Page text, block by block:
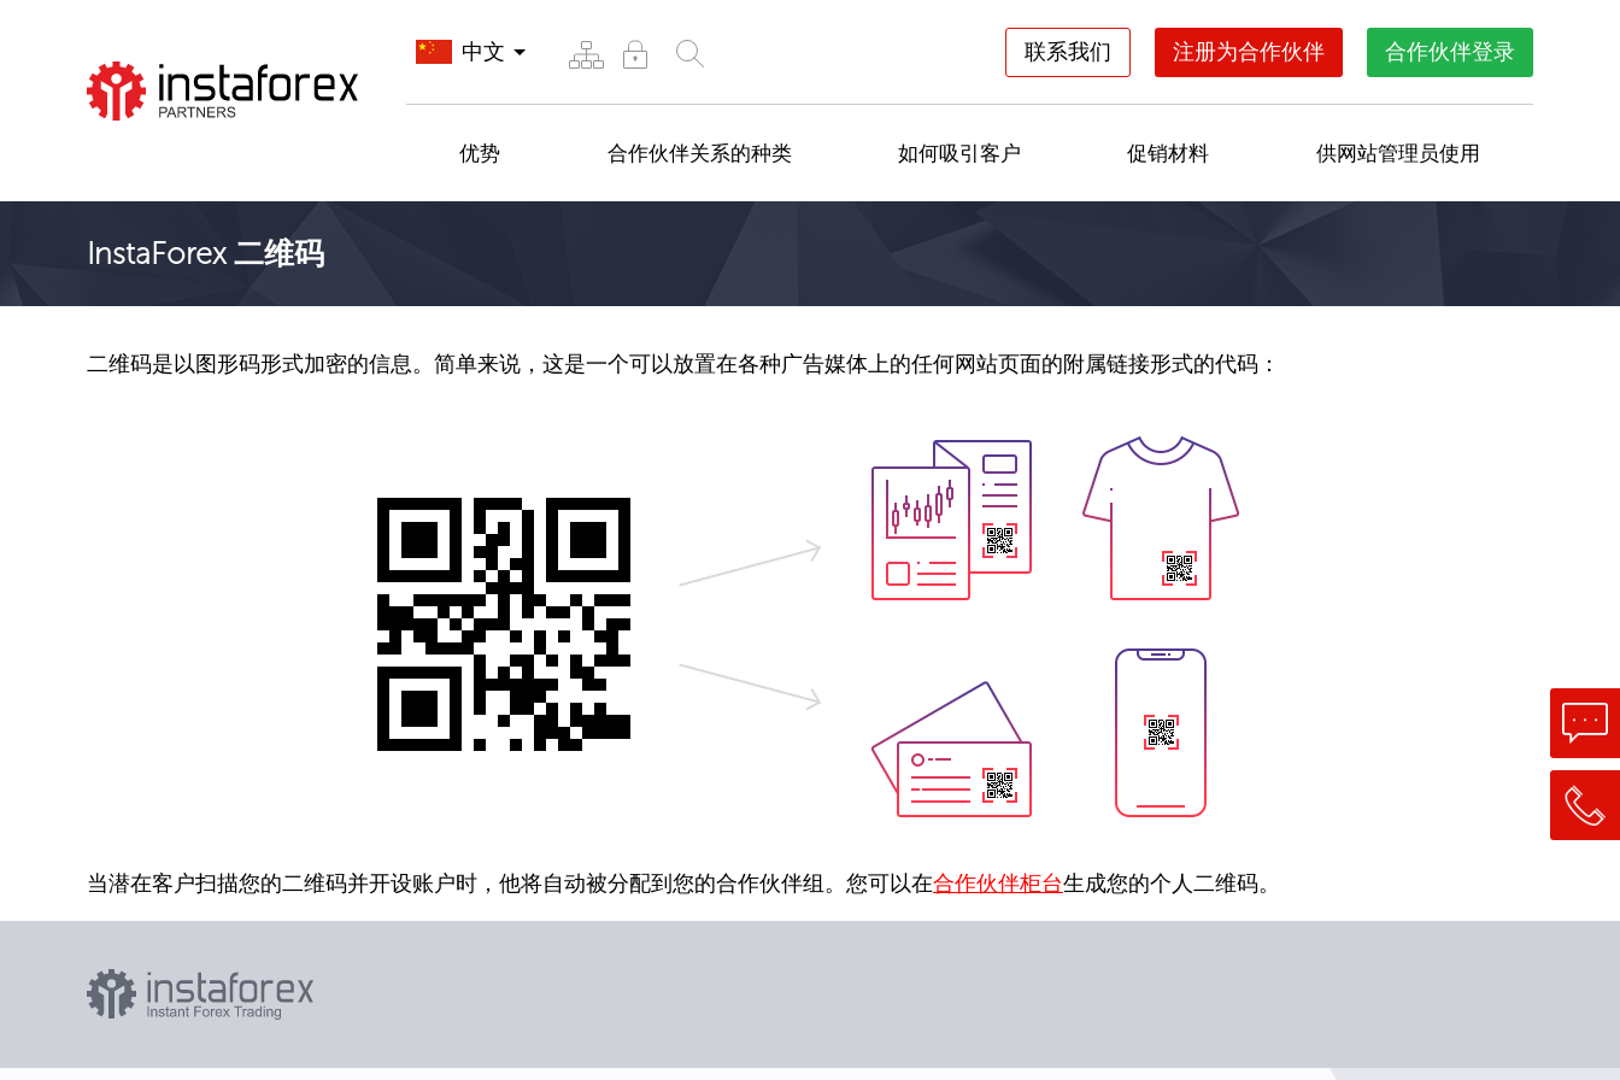
中文 联系我们 注册为合作伙伴 合作伙伴登录
优势 合作伙伴关系的种类 如何吸引客户 促销材料 供网站管理员使用
InstaForex 二维码
二维码是以图形码形式加密的信息。简单来说，这是一个可以放置在各种广告媒体上的任何网站页面的附属链接形式的代码：
当潜在客户扫描您的二维码并开设账户时，他将自动被分配到您的合作伙伴组。您可以在合作伙伴柜台生成您的个人二维码。